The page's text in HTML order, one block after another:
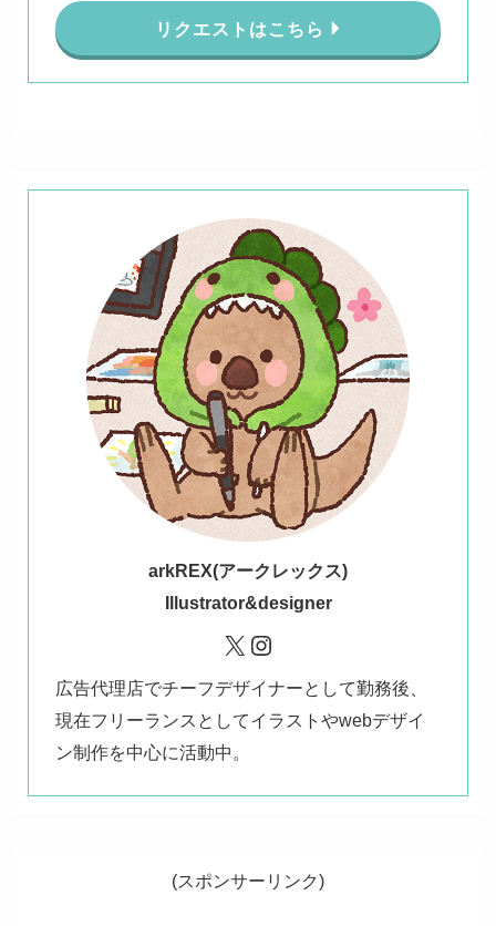
リクエストはこちら
arkREX(アークレックス)
Illustrator&designer
X Instagram
広告代理店でチーフデザイナーとして勤務後、
現在フリーランスとしてイラストやwebデザイ
ン制作を中心に活動中。
(スポンサーリンク)